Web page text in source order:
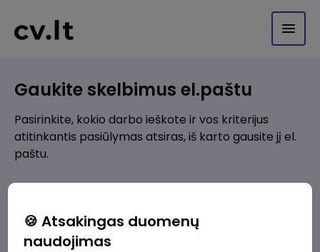
Gaukite skelbimus el.paštu
Pasirinkite, kokio darbo ieškote ir vos kriterijus
atitinkantis pasiūlymas atsiras, iš karto gausite jį el.
paštu.
Pridėti naują
🍪 Atsakingas duomenų
naudojimas